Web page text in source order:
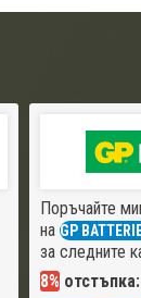
Поръчайте
на GP
за следните
8% отстъпка: